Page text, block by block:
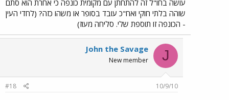
עושה בחו"ל זה להתחתן עם מקומית כונפה כי אחרת הוא סתם
שוהה בלתי חוקי ואח"כ עובד בסופר או משהו כזה? (לחדי העין
- הכונפה זו תוספת שלי. סליחה מעוז)
J
John the Savage
New member
10/9/10
#18